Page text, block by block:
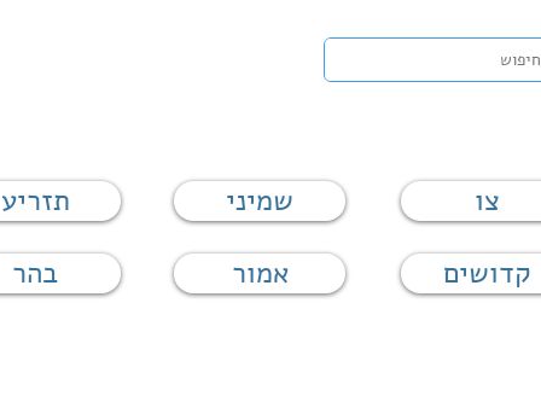
נ"ך
תזריע
בהר
שמיני
אמור
צו
קדושים